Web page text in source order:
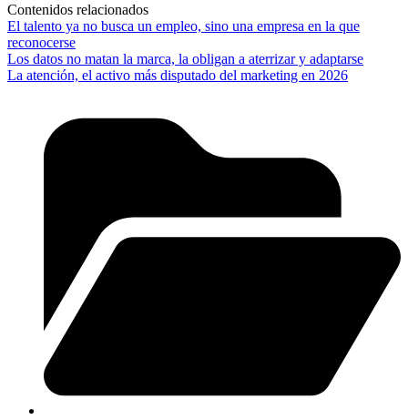
Contenidos relacionados
El talento ya no busca un empleo, sino una empresa en la que
reconocerse
Los datos no matan la marca, la obligan a aterrizar y adaptarse
La atención, el activo más disputado del marketing en 2026